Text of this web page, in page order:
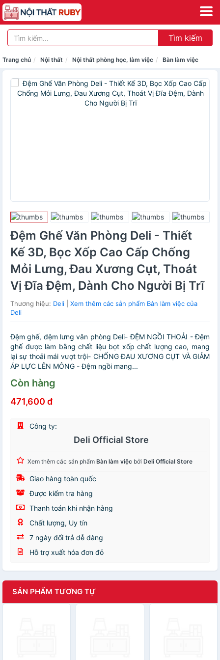
Tìm kiếm
Trang chủ Nội thất Nội thất phòng học, làm việc Bàn làm việc
Đệm Ghế Văn Phòng Deli - Thiết
Kế 3D, Bọc Xốp Cao Cấp Chống
Mỏi Lưng, Đau Xương Cụt, Thoát
Vị Đĩa Đệm, Dành Cho Người Bị Trĩ
Thương hiệu: Deli
Xem thêm các sản phẩm Bàn làm việc của
Deli
Đệm ghế, đệm lưng văn phòng Deli- ĐỆM NGỒI THOẢI - Đệm
ghế được làm bằng chất liệu bọt xốp chất lượng cao, mang
lại sự thoải mái vượt trội- CHỐNG ĐAU XƯƠNG CỤT VÀ GIẢM
ÁP LỰC LÊN MÔNG - Đệm ngồi mang...
Còn hàng
471,600 đ
Công ty:
Deli Official Store
Xem thêm các sản phẩm Bàn làm việc bởi Deli Official Store
Giao hàng toàn quốc
Được kiểm tra hàng
Thanh toán khi nhận hàng
Chất lượng, Uy tín
7 ngày đổi trả dễ dàng
Hỗ trợ xuất hóa đơn đỏ
SẢN PHẨM TƯƠNG TỰ